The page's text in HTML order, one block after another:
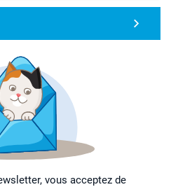
vous acceptez de